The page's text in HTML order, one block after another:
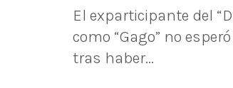
El exparticipante del
como “Gago” no
tras haber...